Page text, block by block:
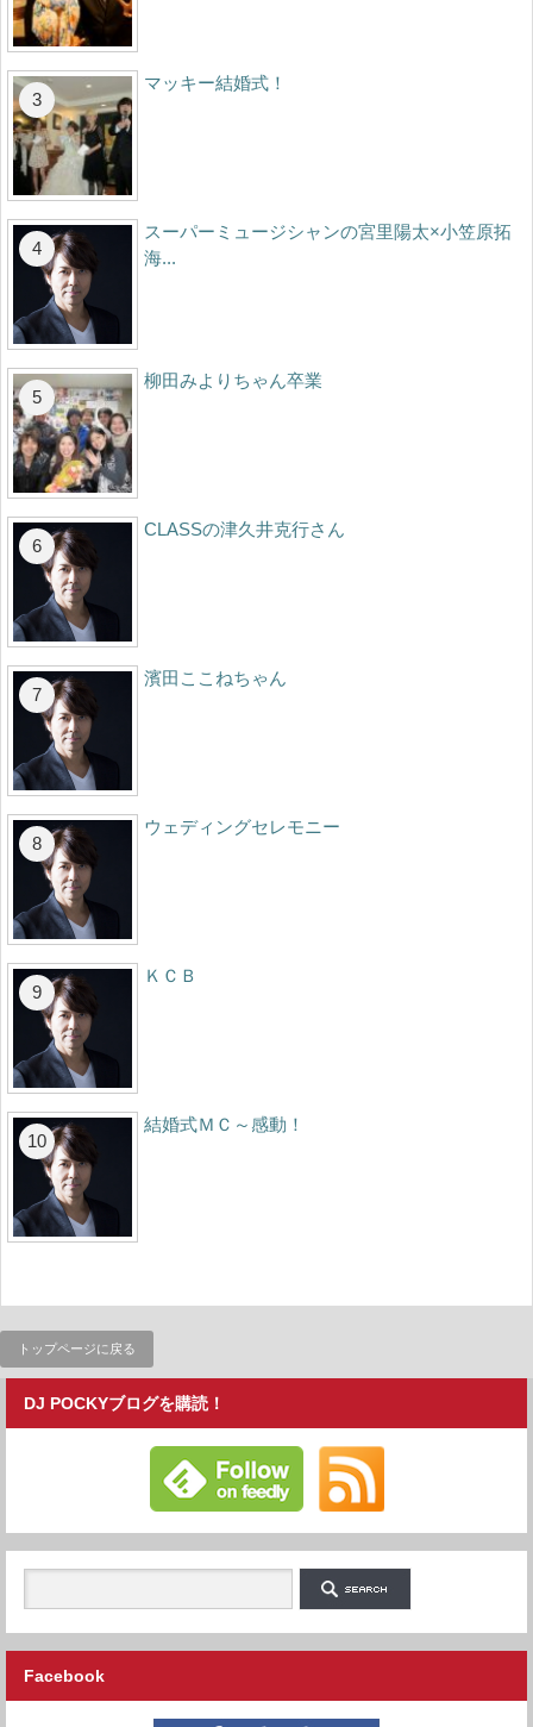
マッキー結婚式！
スーパーミュージシャンの宮里陽太×小笠原拓
海...
柳田みよりちゃん卒業
CLASSの津久井克行さん
濱田ここねちゃん
ウェディングセレモニー
ＫＣＢ
結婚式ＭＣ～感動！
トップページに戻る
DJ POCKYブログを購読！
Facebook